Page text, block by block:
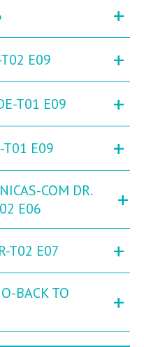
+
E09 +
T01 E09 +
T01 E09 +
COM DR.
E06
+
T02 E07 +
BACK TO
+